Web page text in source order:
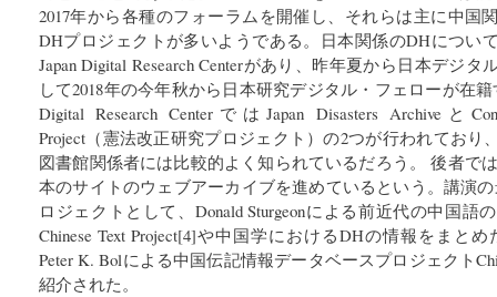
2017年から各種のフォーラムを開催し、それらは主に中国
DHプロジェクトが多いようである。日本関係のDHについ
Japan Digital Research Centerがあり、昨年夏から日本デジ
して2018年の今年秋から日本研究デジタル・フェローが在
Digital Research CenterではJapan Disasters Archiveと
Project（憲法改正研究プロジェクト）の2つが行われており
図書館関係者には比較的よく知られているだろう。 後者で
本のサイトのウェブアーカイブを進めているという。講演
ロジェクトとして、Donald Sturgeonによる前近代の中国語
Chinese Text Project[4]や中国学におけるDHの情報をまとめ
Peter K. Bolによる中国伝記情報データベースプロジェクト
紹介された。